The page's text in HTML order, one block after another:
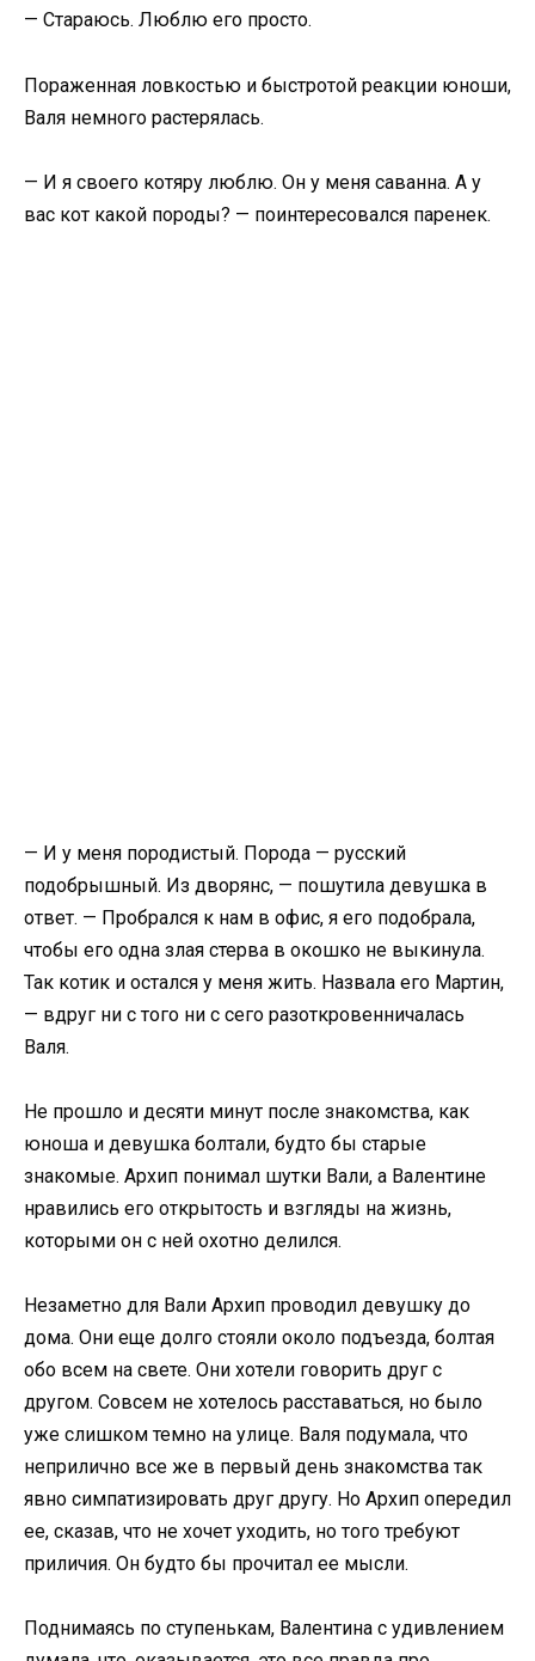
— Стараюсь. Люблю его просто.
Пораженная ловкостью и быстротой реакции юноши,
Валя немного растерялась.
— И я своего котяру люблю. Он у меня саванна. А у
вас кот какой породы? — поинтересовался паренек.
— И у меня породистый. Порода — русский
подобрышный. Из дворянс, — пошутила девушка в
ответ. — Пробрался к нам в офис, я его подобрала,
чтобы его одна злая стерва в окошко не выкинула.
Так котик и остался у меня жить. Назвала его Мартин,
— вдруг ни с того ни с сего разоткровенничалась
Валя.
Не прошло и десяти минут после знакомства, как
юноша и девушка болтали, будто бы старые
знакомые. Архип понимал шутки Вали, а Валентине
нравились его открытость и взгляды на жизнь,
которыми он с ней охотно делился.
Незаметно для Вали Архип проводил девушку до
дома. Они еще долго стояли около подъезда, болтая
обо всем на свете. Они хотели говорить друг с
другом. Совсем не хотелось расставаться, но было
уже слишком темно на улице. Валя подумала, что
неприлично все же в первый день знакомства так
явно симпатизировать друг другу. Но Архип опередил
ее, сказав, что не хочет уходить, но того требуют
приличия. Он будто бы прочитал ее мысли.
Поднимаясь по ступенькам, Валентина с удивлением